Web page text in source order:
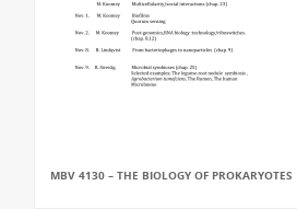
MBV 4130 – THE BIOLOGY OF PROKARYOTES